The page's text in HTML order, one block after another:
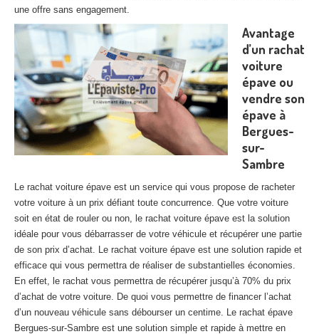
les secteurs
CENTREVHU AGRÉE
Centreagréé VHU Paris 75 : casse auto avec destruction
Centreagréé VHU 77 : casse auto avec destruction
Centreagréé VHU 78 : casse auto avec destruction
agréé VHU 91 : casse auto avec destruction
Centreagréé VHU 92 : casse auto avec destruction
Centreagréé VHU 93 : casse auto avec destruction
Centreagréé VHU 94 : casse auto avec destruction
Centreagréé VHU 95 : casse auto avec destruction
DOCUMENTSÀ JOINDRE
une offre sans engagement.
Avantage
d’un rachat
voiture
épave ou
vendre son
épave à
Bergues-
sur-
Sambre
Le rachat voiture épave est un service qui vous propose de racheter
votre voiture à un prix défiant toute concurrence. Que votre voiture
soit en état de rouler ou non, le rachat voiture épave est la solution
idéale pour vous débarrasser de votre véhicule et récupérer une partie
de son prix d’achat. Le rachat voiture épave est une solution rapide et
efficace qui vous permettra de réaliser de substantielles économies.
En effet, le rachat vous permettra de récupérer jusqu’à 70% du prix
d’achat de votre voiture. De quoi vous permettre de financer l’achat
d’un nouveau véhicule sans débourser un centime. Le rachat épave
Bergues-sur-Sambre est une solution simple et rapide à mettre en